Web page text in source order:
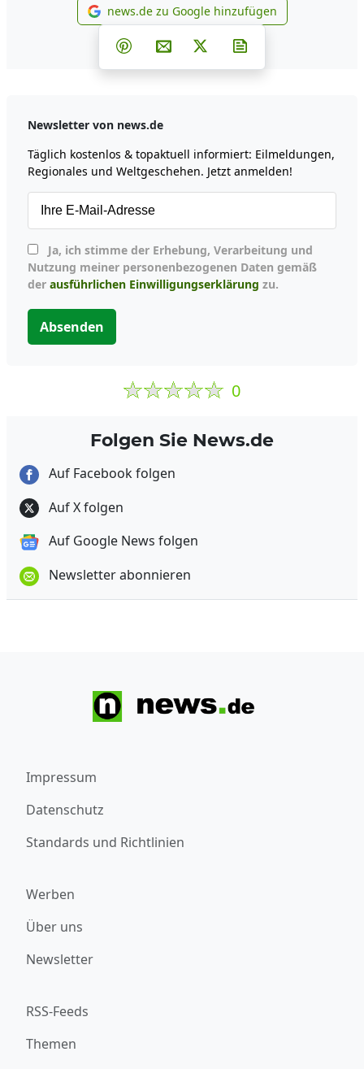
news.de zu Google
news.de zu Google hinzufügen
Teilen auf Facebook
Teilen auf Whatsapp
Teilen auf Telegram
Teilen auf Pinterest
Per E-Mail teilen
Post auf X
Newsletter von news.de
Täglich kostenlos & topaktuell informiert: Eilmeldungen,
Regionales und Weltgeschehen. Jetzt anmelden!
Nutzung meiner personenbezogenen Daten gemäß
der ausführlichen Einwilligungserklärung zu.
Absenden
0
Folgen Sie News.de
Auf Facebook folgen
Auf X folgen
Auf Google News folgen
Newsletter abonnieren
Impressum
Datenschutz
Standards und Richtlinien
Werben
Über uns
Newsletter
RSS-Feeds
Themen